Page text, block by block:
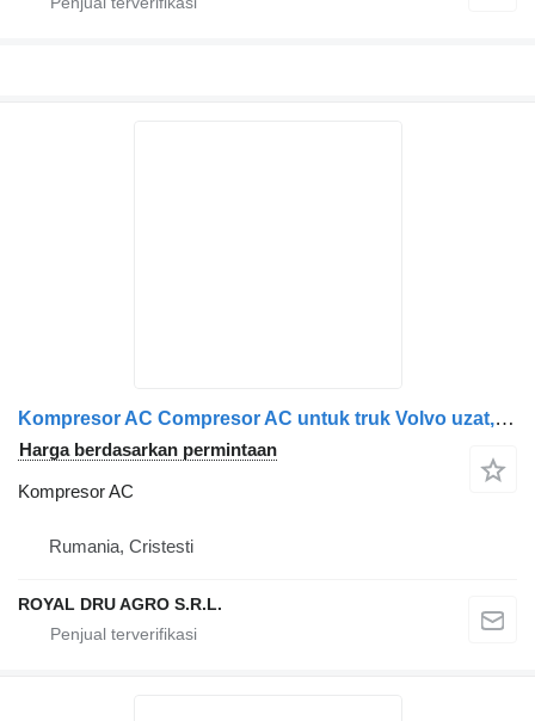
Kompresor AC Compresor AC untuk truk Volvo uzat, coduri 21112946, 20871244, 70344872, 21213083, 1756879, 1928383
Harga berdasarkan permintaan
Kompresor AC
Rumania, Cristesti
ROYAL DRU AGRO S.R.L.